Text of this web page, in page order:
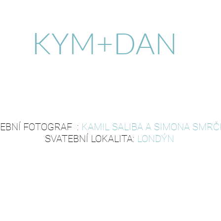
KYM+DAN
FOTOGRAF : KAMIL SALIBA A SIMONA
SVATEBNÍ LOKALITA: LONDÝN